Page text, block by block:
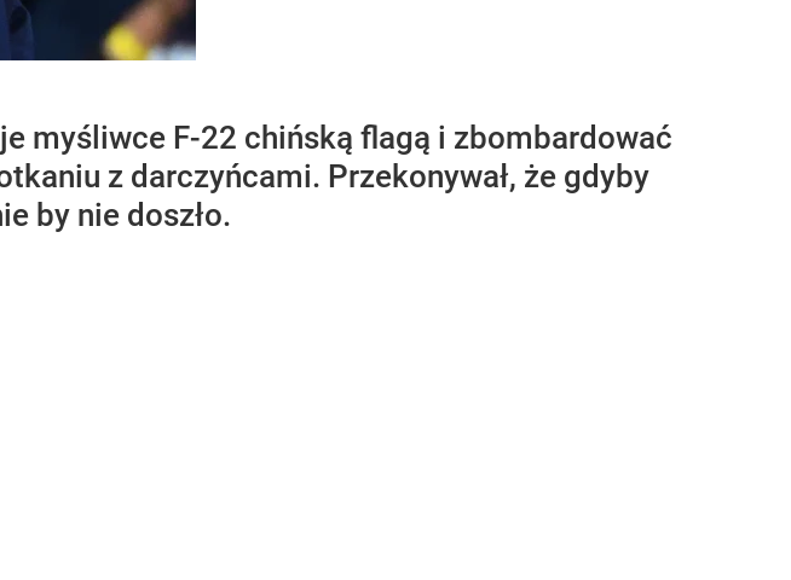
myśliwce F-22 chińską flagą i zbombardować
z darczyńcami. Przekonywał, że gdyby
by nie doszło.